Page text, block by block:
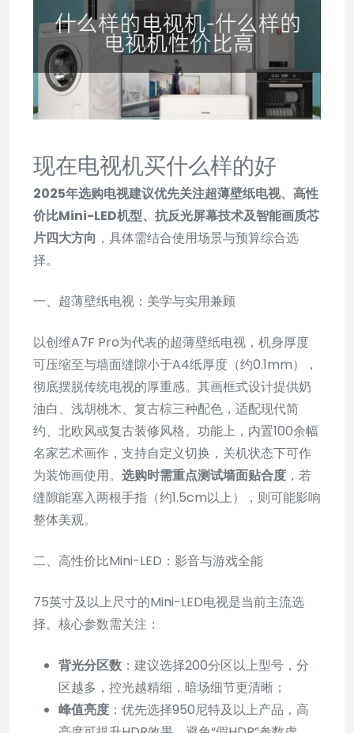
现在电视机买什么样的好
2025年选购电视建议优先关注超薄壁纸电视、高性
价比Mini-LED机型、抗反光屏幕技术及智能画质芯
片四大方向 ，具体需结合使用场景与预算综合选
择。
一、超薄壁纸电视：美学与实用兼顾
以创维A7F Pro为代表的超薄壁纸电视，机身厚度
可压缩至与墙面缝隙小于A4纸厚度（约0.1mm），
彻底摆脱传统电视的厚重感。其画框式设计提供奶
油白、浅胡桃木、复古棕三种配色，适配现代简
约、北欧风或复古装修风格。功能上，内置100余幅
名家艺术画作，支持自定义切换，关机状态下可作
为装饰画使用。 选购时需重点测试墙面贴合度 ，若
缝隙能塞入两根手指（约1.5cm以上），则可能影响
整体美观。
二、高性价比Mini-LED：影音与游戏全能
75英寸及以上尺寸的Mini-LED电视是当前主流选
择。核心参数需关注：
背光分区数：建议选择200分区以上型号，分
区越多，控光越精细，暗场细节更清晰；
峰值亮度 ：优先选择950尼特及以上产品，高